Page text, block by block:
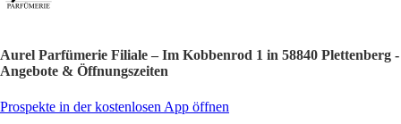
Aurel Parfümerie Filiale – Im Kobbenrod 1 in 58840 Plettenberg -
Angebote & Öffnungszeiten
Prospekte in der kostenlosen App öffnen